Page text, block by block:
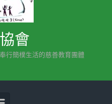
會
行簡樸生活的慈善教育團體